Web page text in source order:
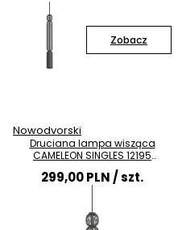
Zobacz
Nowodvorski
Druciana lampa wisząca
CAMELEON SINGLES 12195
jedwabisty grafit
299,00 PLN/ szt.